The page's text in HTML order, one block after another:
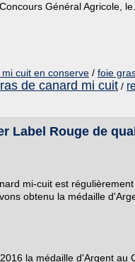
Général Agricole, le...
cuit en conserve / foie
de canard mi cuit /
Label Rouge de
mi-cuit est
obtenu la médaille
la médaille d'Argent au